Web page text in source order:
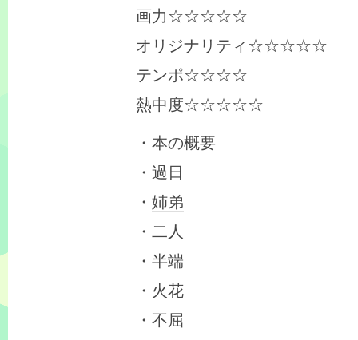
画力☆☆☆☆☆
オリジナリティ☆☆☆☆☆
テンポ☆☆☆☆
熱中度☆☆☆☆☆
・本の概要
・過日
・ 姉弟
・二人
・半端
・火花
・不屈